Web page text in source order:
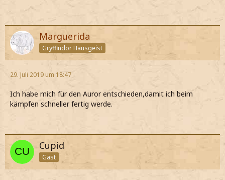
Marguerida
Gryffindor Hausgeist
29. Juli 2019 um 18:47
Ich habe mich für den Auror entschieden,damit ich beim
kämpfen schneller fertig werde.
Cupid
Gast